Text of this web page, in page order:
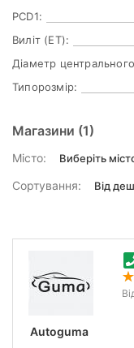
PCD1:
Виліт (ET):
Діаметр
Типорозмір:
Магазини (1)
Місто:
Сортування:
Autoguma